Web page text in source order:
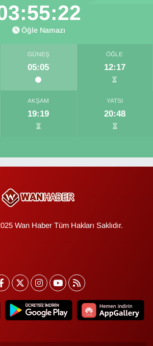
Öğle Namazı
GÜNEŞ
05:05
ÖĞLE
12:17
AKŞAM
19:19
YATSI
20:48
Wan Haber Tüm Hakları Saklıdır.